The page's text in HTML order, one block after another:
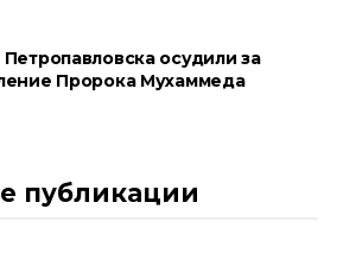
осудили за
Пророка Мухаммеда
публикации